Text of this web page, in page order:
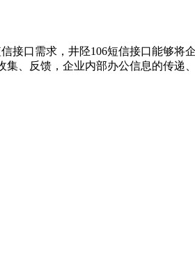
接口需求，井陉106短信接口能够
、反馈，企业内部办公信息的传递、